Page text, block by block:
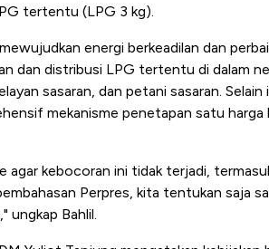
tertentu (LPG 3 kg).
energi berkeadilan dan
dan distribusi LPG tertentu di dalam
sasaran, dan petani sasaran. Selain
mekanisme penetapan satu harga
agar kebocoran ini tidak terjadi,
Perpres, kita tentukan saja
ungkap Bahlil.
Harga
Berbahaya
Adu Panas Kinerja